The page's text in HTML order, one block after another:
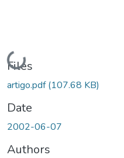
Loading...
Files
artigo.pdf(107.68 KB)
Date
2002-06-07
Authors